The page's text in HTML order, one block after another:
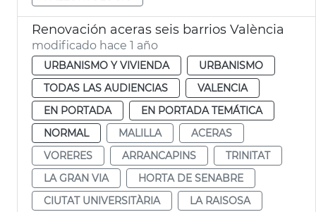
Renovación aceras seis barrios València
modificado hace 1 año
URBANISMO Y VIVIENDA
URBANISMO
TODAS LAS AUDIENCIAS
VALENCIA
EN PORTADA
EN PORTADA TEMÁTICA
NORMAL
MALILLA
ACERAS
VORERES
ARRANCAPINS
TRINITAT
LA GRAN VIA
HORTA DE SENABRE
CIUTAT UNIVERSITÀRIA
LA RAISOSA